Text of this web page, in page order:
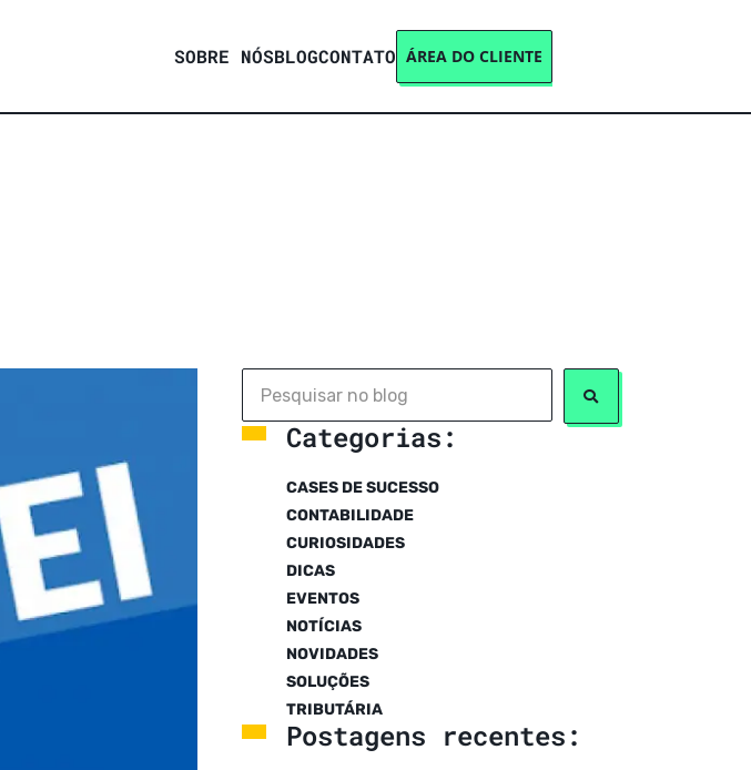
SOBRE NÓSBLOGCONTATO ÁREA DO CLIENTE
Categorias:
CASES DE SUCESSO
CONTABILIDADE
CURIOSIDADES
DICAS
EVENTOS
NOTÍCIAS
NOVIDADES
SOLUÇÕES
TRIBUTÁRIA
Postagens recentes: